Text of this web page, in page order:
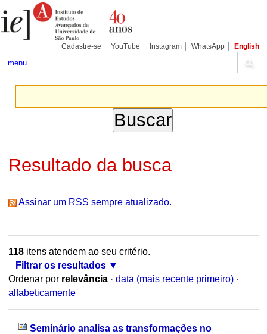
para
conteúdo.
Pessoais
Cadastre-se YouTube Instagram WhatsApp English
menu
Resultado da busca
Assinar um RSS sempre atualizado.
118itens atendem ao seu critério.
Filtrar os resultados
Ordenar por relevância · data (mais recente primeiro) ·
alfabeticamente
Seminário analisa as transformações no